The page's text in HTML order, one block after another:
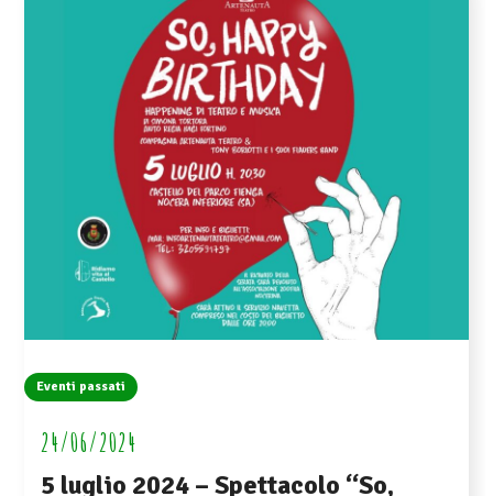
Eventi passati
24/06/2024
5 luglio 2024 – Spettacolo “So,